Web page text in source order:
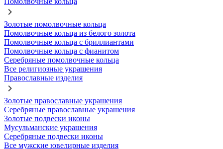
Золотые помолвочные кольца
Помолвочные кольца из белого золота
Помолвочные кольца с бриллиантами
Помолвочные кольца с фианитом
Серебряные помолвочные кольца
Все религиозные украшения
Православные изделия
Золотые православные украшения
Серебряные православные украшения
Золотые подвески иконы
Мусульманские украшения
Серебряные подвески иконы
Все мужские ювелирные изделия